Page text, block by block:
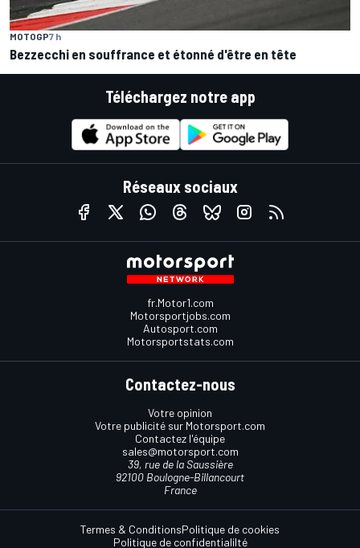
MOTOGP7 h
Bezzecchi en souffrance et étonné d'être en tête
Téléchargez notre app
Réseaux sociaux
fr.Motor1.com
Motorsportjobs.com
Autosport.com
Motorsportstats.com
Contactez-nous
Votre opinion
Votre publicité sur Motorsport.com
Contactez l'équipe
sales@motorsport.com
39, rue de la Saussière
92100 Boulogne-Billancourt
France
Termes & ConditionsPolitique de cookies
Politique de confidentialilté